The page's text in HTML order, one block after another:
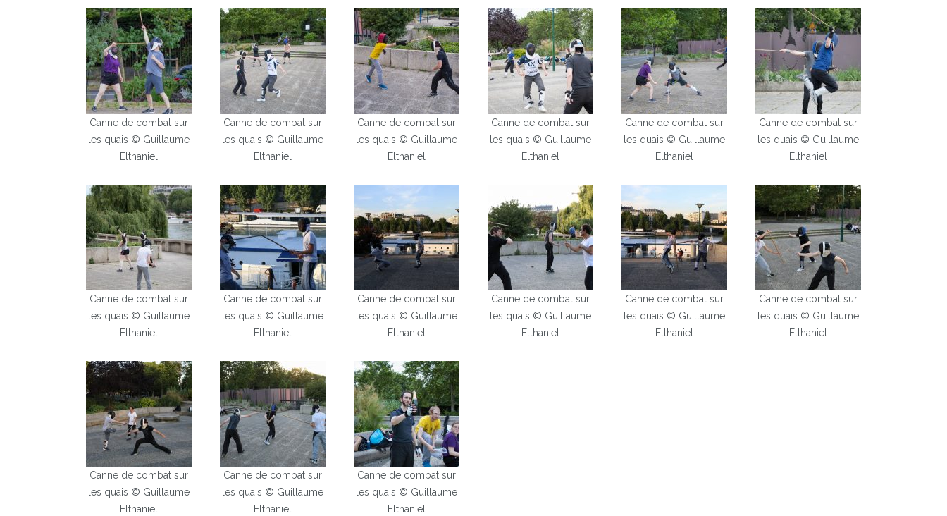
Canne de combat sur
les quais © Guillaume
Elthaniel
Canne de combat sur
les quais © Guillaume
Elthaniel
Canne de combat sur
les quais © Guillaume
Elthaniel
Canne de combat sur
les quais © Guillaume
Elthaniel
Canne de combat sur
les quais © Guillaume
Elthaniel
Canne de combat sur
les quais © Guillaume
Elthaniel
Canne de combat sur
les quais © Guillaume
Elthaniel
Canne de combat sur
les quais © Guillaume
Elthaniel
Canne de combat sur
les quais © Guillaume
Elthaniel
Canne de combat sur
les quais © Guillaume
Elthaniel
Canne de combat sur
les quais © Guillaume
Elthaniel
Canne de combat sur
les quais © Guillaume
Elthaniel
Canne de combat sur
les quais © Guillaume
Elthaniel
Canne de combat sur
les quais © Guillaume
Elthaniel
Canne de combat sur
les quais © Guillaume
Elthaniel